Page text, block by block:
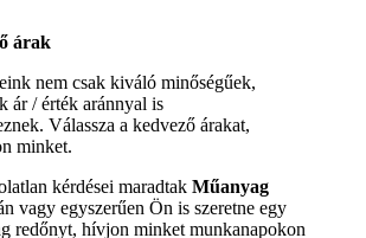
árak
nem csak kiváló minőségűek,
ár / érték aránnyal is
Válassza a kedvező árakat,
minket.
kérdései maradtak Műanyag
vagy egyszerűen Ön is szeretne egy
redőnyt, hívjon minket munkanapokon